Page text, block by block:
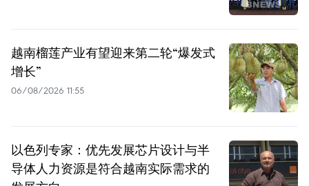
越南榴莲产业有望迎来第二轮“爆发式
增长”
06/08/2026 11:55
以色列专家：优先发展芯片设计与半
导体人力资源是符合越南实际需求的